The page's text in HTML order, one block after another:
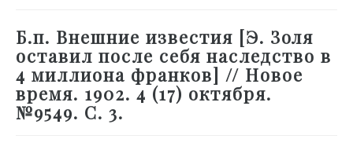
Б.п. Внешние известия [Э. Золя
оставил после себя наследство в
4 миллиона франков] // Новое
время. 1902. 4 (17) октября.
№9549. С. 3.